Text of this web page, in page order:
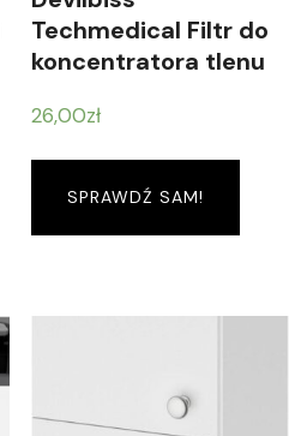
Techmedical Filtr do
koncentratora tlenu
26,00zł
SPRAWDŹ SAM!